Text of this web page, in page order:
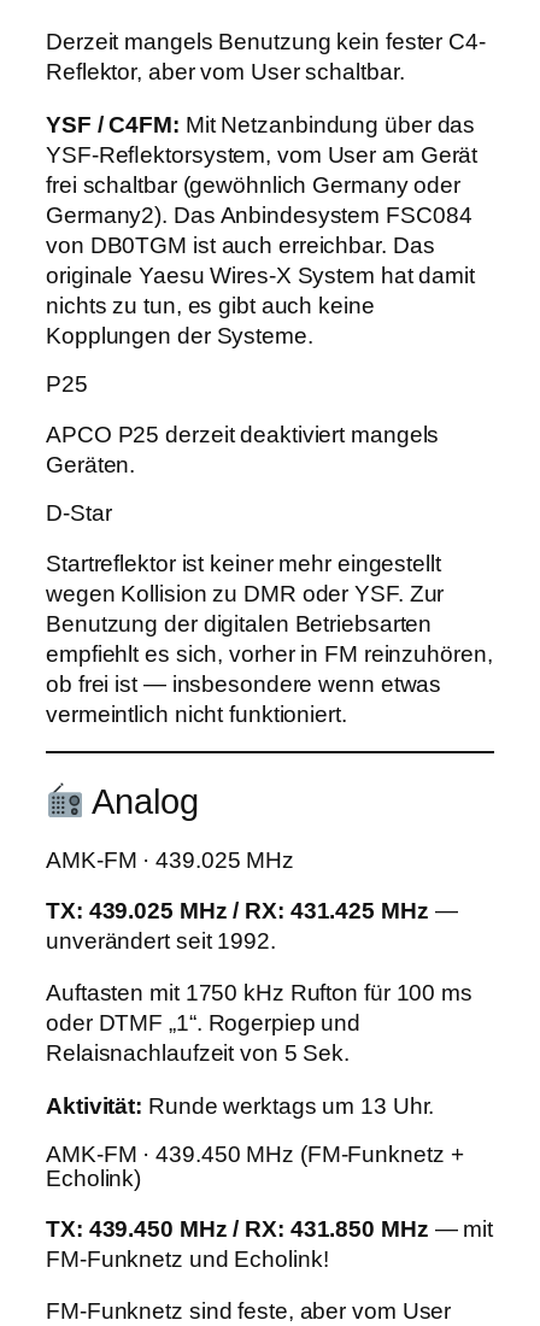
Derzeit mangels Benutzung kein fester C4-
Reflektor, aber vom User schaltbar.
YSF / C4FM: Mit Netzanbindung über das
YSF-Reﬂektorsystem, vom User am Gerät
frei schaltbar (gewöhnlich Germany oder
Germany2). Das Anbindesystem FSC084
von DB0TGM ist auch erreichbar. Das
originale Yaesu Wires-X System hat damit
nichts zu tun, es gibt auch keine
Kopplungen der Systeme.
P25
APCO P25 derzeit deaktiviert mangels
Geräten.
D-Star
Startreflektor ist keiner mehr eingestellt
wegen Kollision zu DMR oder YSF. Zur
Benutzung der digitalen Betriebsarten
empfiehlt es sich, vorher in FM reinzuhören,
ob frei ist — insbesondere wenn etwas
vermeintlich nicht funktioniert.
Analog
AMK-FM · 439.025 MHz
TX: 439.025 MHz / RX: 431.425 MHz —
unverändert seit 1992.
Auftasten mit 1750 kHz Rufton für 100 ms
oder DTMF „1“. Rogerpiep und
Relaisnachlaufzeit von 5 Sek.
Aktivität: Runde werktags um 13 Uhr.
AMK-FM · 439.450 MHz (FM-Funknetz +
Echolink)
TX: 439.450 MHz / RX: 431.850 MHz — mit
FM-Funknetz und Echolink!
FM-Funknetz sind feste, aber vom User